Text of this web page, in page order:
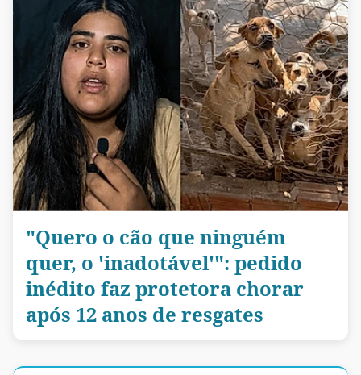
"Quero o cão que ninguém
quer, o 'inadotável'": pedido
inédito faz protetora chorar
após 12 anos de resgates